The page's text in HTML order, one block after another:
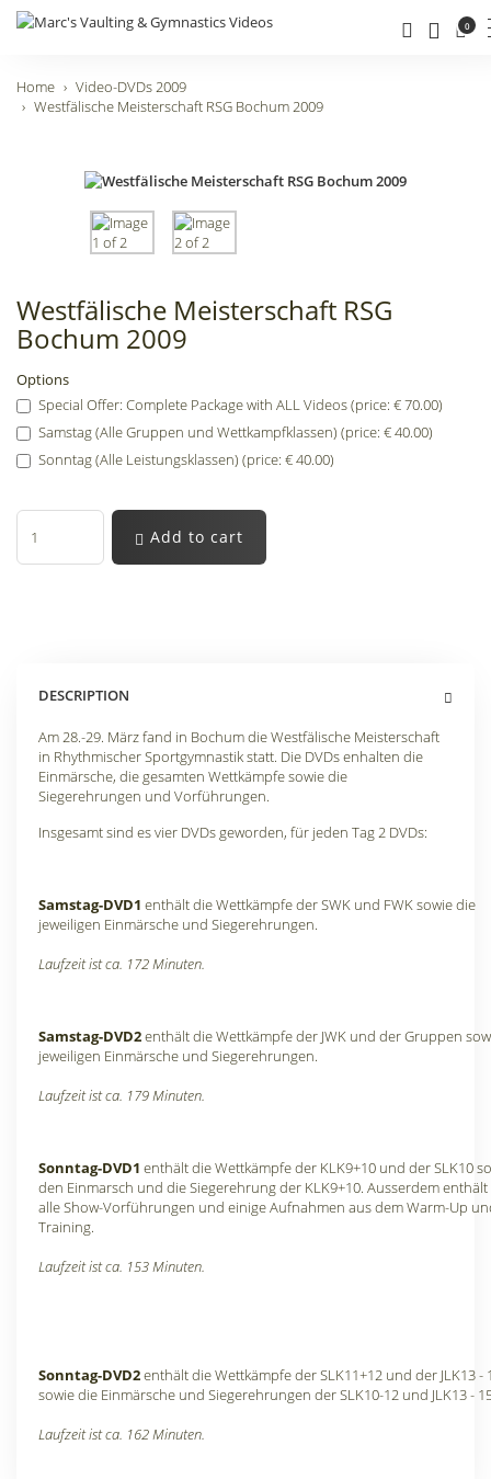
0
Home
Video-DVDs 2009
Westfälische Meisterschaft RSG Bochum 2009
Westfälische Meisterschaft RSG
Bochum 2009
Options
Special Offer: Complete Package with ALL Videos (price: € 70.00)
Samstag (Alle Gruppen und Wettkampfklassen) (price: € 40.00)
Sonntag (Alle Leistungsklassen) (price: € 40.00)
Add to cart
DESCRIPTION
Am 28.-29. März fand in Bochum die Westfälische Meisterschaft
in Rhythmischer Sportgymnastik statt. Die DVDs enhalten die
Einmärsche, die gesamten Wettkämpfe sowie die
Siegerehrungen und Vorführungen.
Insgesamt sind es vier DVDs geworden, für jeden Tag 2 DVDs:
Samstag-DVD1 enthält die Wettkämpfe der SWK und FWK sowie die
jeweiligen Einmärsche und Siegerehrungen.
Laufzeit ist ca. 172 Minuten.
Samstag-DVD2enthält die Wettkämpfe der JWK und der Gruppen
jeweiligen Einmärsche und Siegerehrungen.
Laufzeit ist ca. 179 Minuten.
Sonntag-DVD1 enthält die Wettkämpfe der KLK9+10 und der SLK10
den Einmarsch und die Siegerehrung der KLK9+10. Ausserdem enthält
alle Show-Vorführungen und einige Aufnahmen aus dem Warm-Up
Training.
Laufzeit ist ca. 153 Minuten.
Sonntag-DVD2enthält die Wettkämpfe der SLK11+12 und der JLK13 -
sowie die Einmärsche und Siegerehrungen der SLK10-12 und JLK13 -
Laufzeit ist ca. 162 Minuten.